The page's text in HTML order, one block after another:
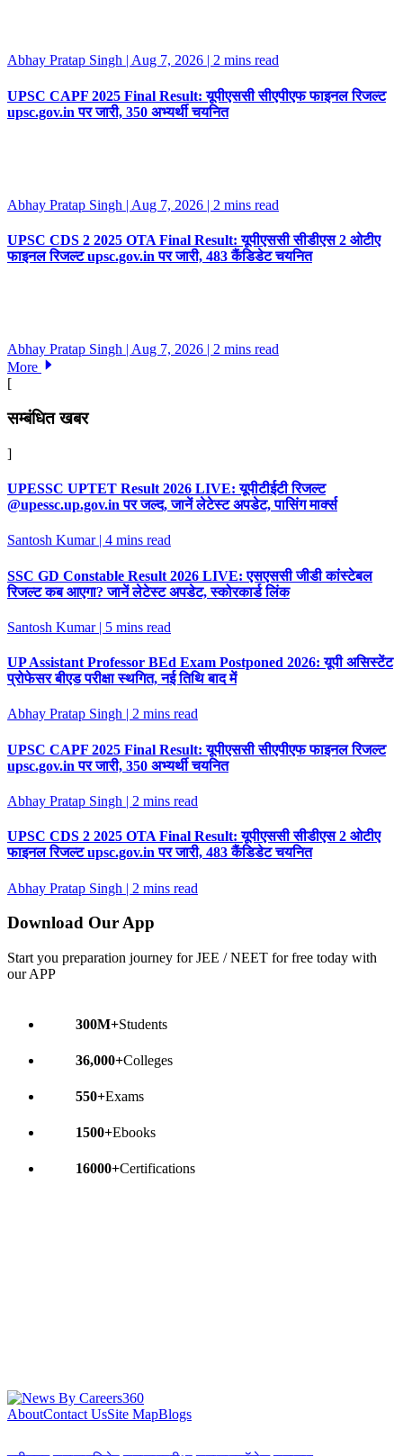
Abhay Pratap Singh | Aug 7, 2026 | 2 mins read
UPSC CAPF 2025 Final Result: यूपीएससी सीएपीएफ फाइनल रिजल्ट
upsc.gov.in पर जारी, 350 अभ्यर्थी चयनित
Abhay Pratap Singh | Aug 7, 2026 | 2 mins read
UPSC CDS 2 2025 OTA Final Result: यूपीएससी सीडीएस 2 ओटीए
फाइनल रिजल्ट upsc.gov.in पर जारी, 483 कैंडिडेट चयनित
Abhay Pratap Singh | Aug 7, 2026 | 2 mins read
More
[
सम्बंधित खबर
]
UPESSC UPTET Result 2026 LIVE: यूपीटीईटी रिजल्ट
@upessc.up.gov.in पर जल्द, जानें लेटेस्ट अपडेट, पासिंग मार्क्स
Santosh Kumar | 4 mins read
SSC GD Constable Result 2026 LIVE: एसएससी जीडी कांस्टेबल
रिजल्ट कब आएगा? जानें लेटेस्ट अपडेट, स्कोरकार्ड लिंक
Santosh Kumar | 5 mins read
UP Assistant Professor BEd Exam Postponed 2026: यूपी असिस्टेंट
प्रोफेसर बीएड परीक्षा स्थगित, नई तिथि बाद में
Abhay Pratap Singh | 2 mins read
UPSC CAPF 2025 Final Result: यूपीएससी सीएपीएफ फाइनल रिजल्ट
upsc.gov.in पर जारी, 350 अभ्यर्थी चयनित
Abhay Pratap Singh | 2 mins read
UPSC CDS 2 2025 OTA Final Result: यूपीएससी सीडीएस 2 ओटीए
फाइनल रिजल्ट upsc.gov.in पर जारी, 483 कैंडिडेट चयनित
Abhay Pratap Singh | 2 mins read
Download Our App
Start you preparation journey for JEE / NEET for free today with
our APP
300M+Students
36,000+Colleges
550+Exams
1500+Ebooks
16000+Certifications
AboutContact UsSite MapBlogs